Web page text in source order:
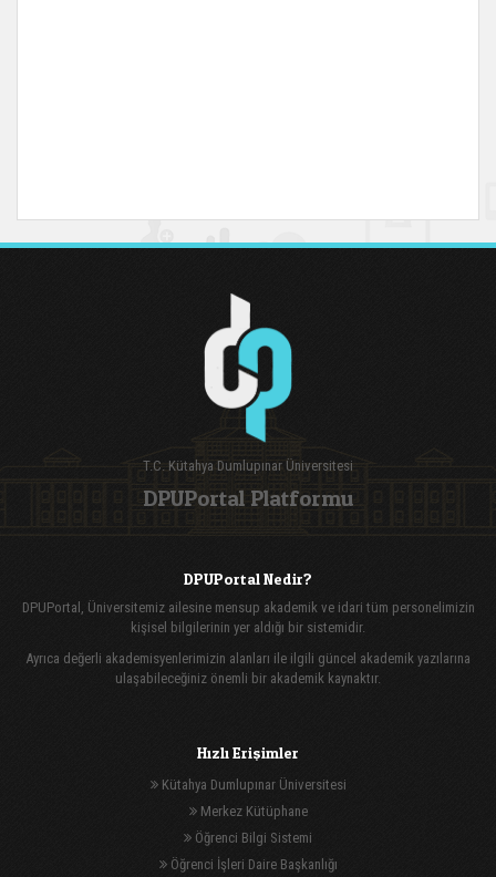
T.C. Kütahya Dumlupınar Üniversitesi
DPUPortal Platformu
DPUPortal Nedir?
DPUPortal, Üniversitemiz ailesine mensup akademik ve idari tüm personelimizin
kişisel bilgilerinin yer aldığı bir sistemidir.
Ayrıca değerli akademisyenlerimizin alanları ile ilgili güncel akademik yazılarına
ulaşabileceğiniz önemli bir akademik kaynaktır.
Hızlı Erişimler
Kütahya Dumlupınar Üniversitesi
Merkez Kütüphane
Öğrenci Bilgi Sistemi
Öğrenci İşleri Daire Başkanlığı